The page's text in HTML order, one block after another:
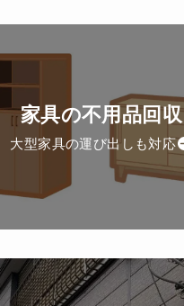
家具の不用品回収
大型家具の運び出しも対応